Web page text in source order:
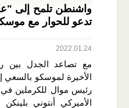
واشنطن تلمح إلى
تدعو للحوار مع
2022.01.24
مع تصاعد الجدل بين
الأخيرة لموسكو بالسعي
رئيس موال للكرملين في
الأميركي أنتوني